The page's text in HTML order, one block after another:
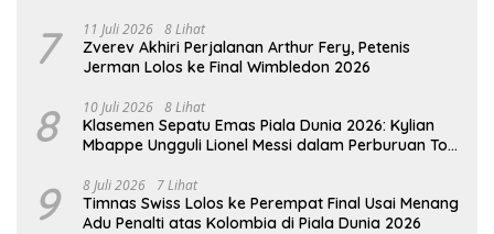
7 11 Juli 2026 8 Lihat
Zverev Akhiri Perjalanan Arthur Fery, Petenis
Jerman Lolos ke Final Wimbledon 2026
8 10 Juli 2026 8 Lihat
Klasemen Sepatu Emas Piala Dunia 2026: Kylian
Mbappe Ungguli Lionel Messi dalam Perburuan Top
9 8 Juli 2026 7 Lihat
Timnas Swiss Lolos ke Perempat Final Usai Menang
Adu Penalti atas Kolombia di Piala Dunia 2026